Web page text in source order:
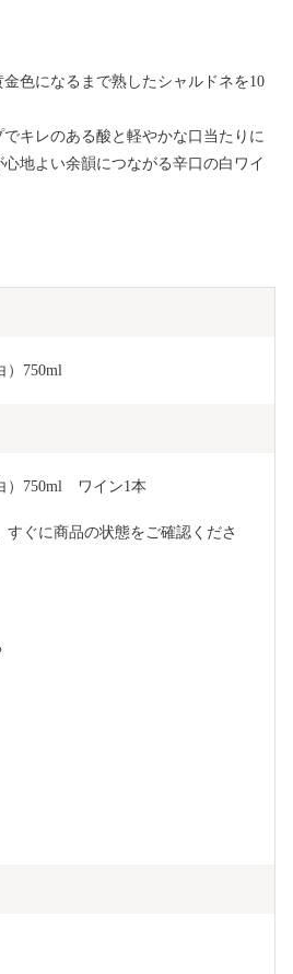
色になるまで熟したシャルドネを10
キレのある酸と軽やかな口当たりに
地よい余韻につながる辛口の白ワイ
）750ml
750ml　ワイン1本
ぐに商品の状態をご確認くださ